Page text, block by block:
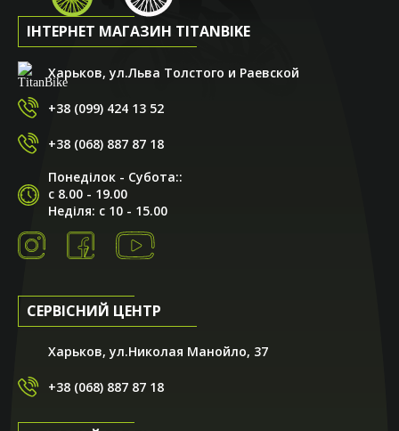
ІНТЕРНЕТ МАГАЗИН TITANBIKE
Харьков, ул.Льва Толстого и Раевской
+38 (099) 424 13 52
+38 (068) 887 87 18
Понеділок - Субота::
с 8.00 - 19.00
Неділя: с 10 - 15.00
СЕРВІСНИЙ ЦЕНТР
Харьков, ул.Николая Манойло, 37
+38 (068) 887 87 18